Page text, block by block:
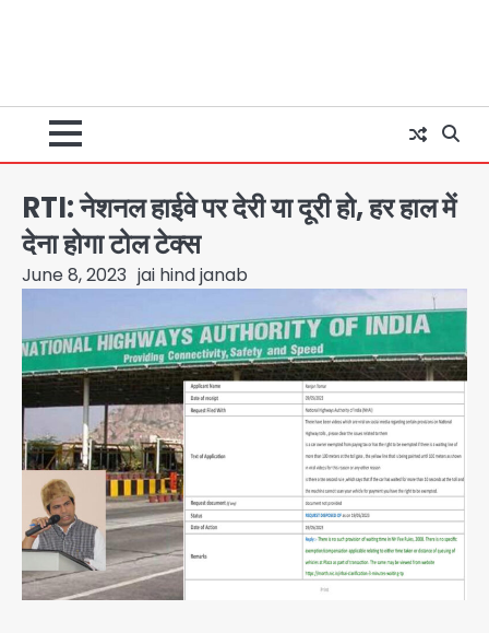
RTI: नेशनल हाईवे पर देरी या दूरी हो, हर हाल में
देना होगा टोल टेक्स
June 8, 2023 jai hind janab